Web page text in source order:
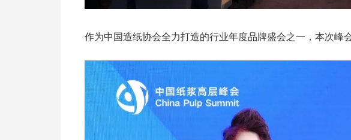
作为中国造纸协会全力打造的行业年度品牌盛会之一，本次峰